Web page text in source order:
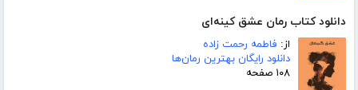
دانلود کتاب رمان عشق کینه‌ای
از: فاطمه رحمت زاده
دانلود رایگان بهترین رمان‌ها
۱۰۸ صفحه